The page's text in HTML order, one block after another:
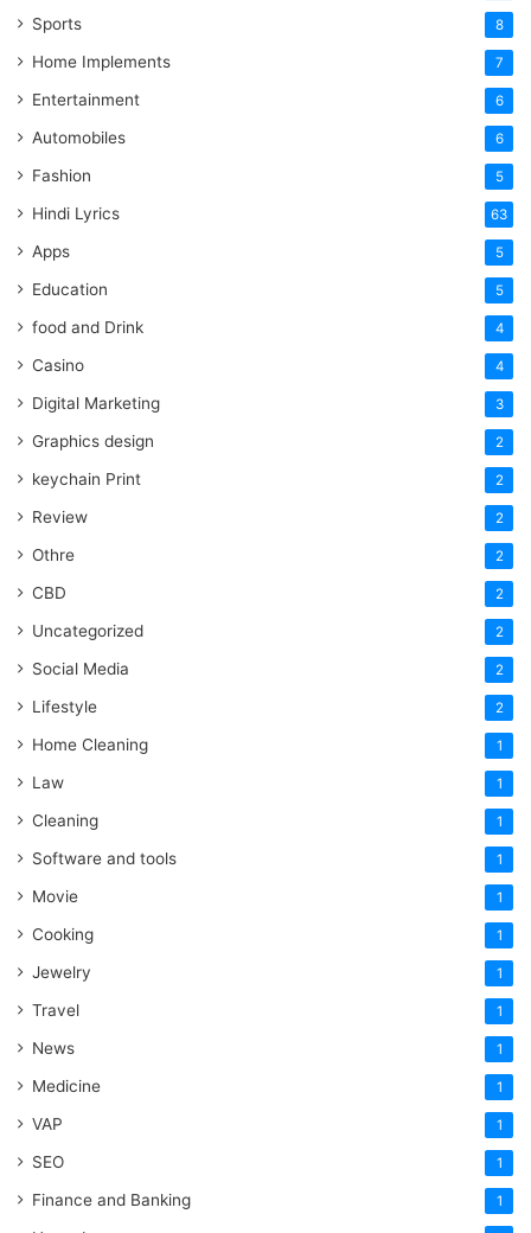
Sports 8
Home Implements 7
Entertainment 6
Automobiles 6
Fashion 5
Hindi Lyrics 63
Apps 5
Education 5
food and Drink 4
Casino 4
Digital Marketing 3
Graphics design 2
keychain Print 2
Review 2
Othre 2
CBD 2
Uncategorized 2
Social Media 2
Lifestyle 2
Home Cleaning 1
Law 1
Cleaning 1
Software and tools 1
Movie 1
Cooking 1
Jewelry 1
Travel 1
News 1
Medicine 1
VAP 1
SEO 1
Finance and Banking 1